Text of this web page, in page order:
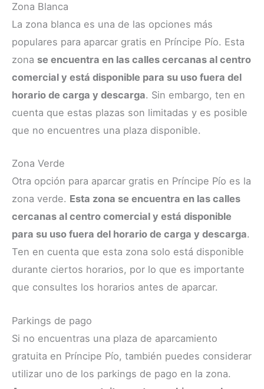
Zona Blanca
La zona blanca es una de las opciones más
populares para aparcar gratis en Príncipe Pío. Esta
zona se encuentra en las calles cercanas al centro
comercial y está disponible para su uso fuera del
horario de carga y descarga. Sin embargo, ten en
cuenta que estas plazas son limitadas y es posible
que no encuentres una plaza disponible.
Zona Verde
Otra opción para aparcar gratis en Príncipe Pío es la
zona verde. Esta zona se encuentra en las calles
cercanas al centro comercial y está disponible
para su uso fuera del horario de carga y descarga.
Ten en cuenta que esta zona solo está disponible
durante ciertos horarios, por lo que es importante
que consultes los horarios antes de aparcar.
Parkings de pago
Si no encuentras una plaza de aparcamiento
gratuita en Príncipe Pío, también puedes considerar
utilizar uno de los parkings de pago en la zona.